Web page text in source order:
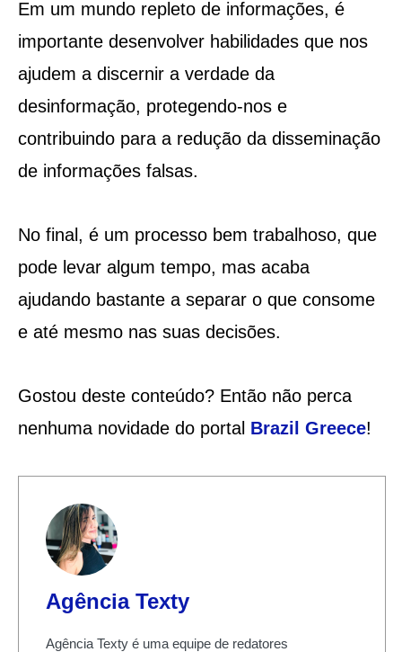
Em um mundo repleto de informações, é
importante desenvolver habilidades que nos
ajudem a discernir a verdade da
desinformação, protegendo-nos e
contribuindo para a redução da disseminação
de informações falsas.
No final, é um processo bem trabalhoso, que
pode levar algum tempo, mas acaba
ajudando bastante a separar o que consome
e até mesmo nas suas decisões.
Gostou deste conteúdo? Então não perca
nenhuma novidade do portal Brazil Greece!
Agência Texty
Agência Texty é uma equipe de redatores